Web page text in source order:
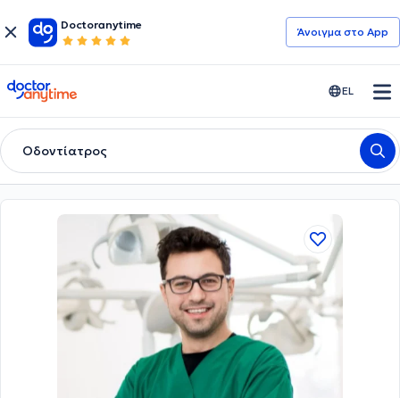
Doctoranytime
Άνοιγμα στο App
doctoranytime EL
Οδοντίατρος